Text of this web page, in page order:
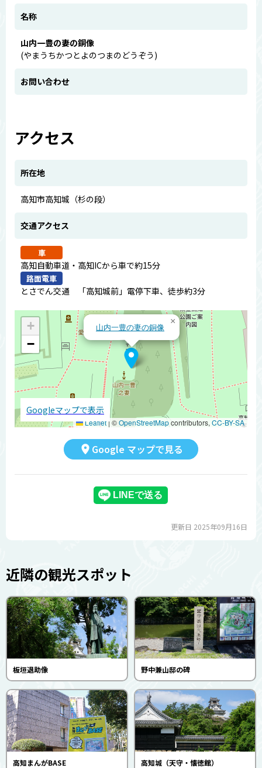
名称
山内一豊の妻の銅像
(やまうちかつとよのつまのどうぞう)
お問い合わせ
アクセス
所在地
高知市高知城（杉の段）
交通アクセス
車
高知自動車道・高知ICから車で約15分
路面電車
とさでん交通 「高知城前」電停下車、徒歩約3分
山内一豊の妻の銅像
×
+
−
Leaflet | ©OpenStreetMapcontributors, CC-BY-SA
Googleマップで表示
Google マップで見る
更新日 2025年09月16日
近隣の観光スポット
板垣退助像 野中兼山邸の碑
高知まんがBASE 高知城（天守・懐徳館）